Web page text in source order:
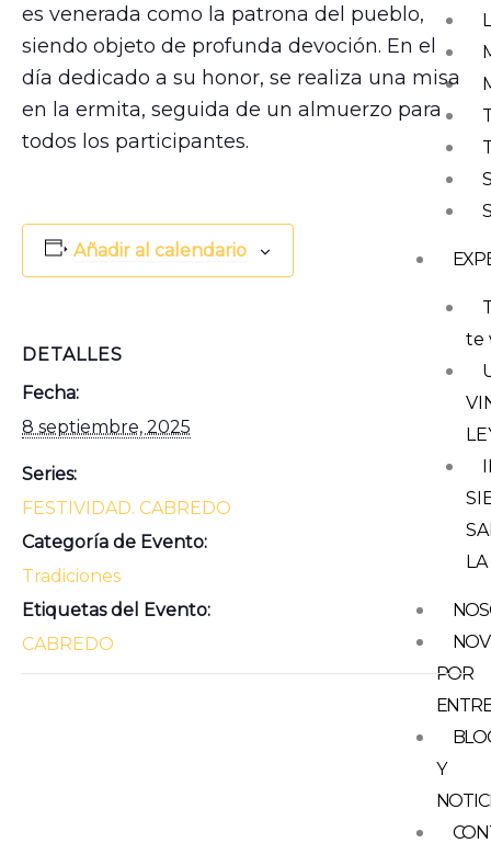
te
POR
Y
es venerada como la patrona del pueblo,
siendo objeto de profunda devoción. En el
día dedicado a su honor, se realiza una misa
en la ermita, seguida de un almuerzo para
todos los participantes.
Añadir al calendario
DETALLES
Fecha:
8 septiembre, 2025
Series:
FESTIVIDAD. CABREDO
Categoría de Evento:
Tradiciones
Etiquetas del Evento:
CABREDO